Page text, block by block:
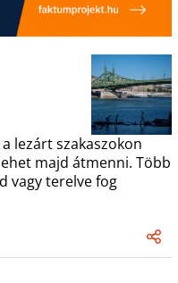
lezárt szakaszokon
majd átmenni. Több
vagy terelve fog